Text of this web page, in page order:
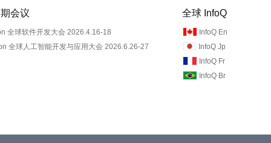
会议
全球软件开发大会 2026.4.16-18
全球人工智能开发与应用大会 2026.6.26-27
全球 InfoQ
InfoQ En
InfoQ Jp
InfoQ Fr
InfoQ Br